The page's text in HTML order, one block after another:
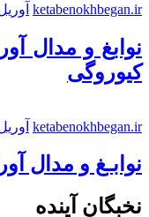
ketabenokhbegan.ir آوریل 26,
نوابغ و مدال
کیوروگی
ketabenokhbegan.ir آوریل 26,
نوابـغ و مدال
نخبگان آینده